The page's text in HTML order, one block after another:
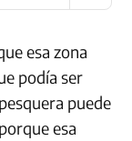
esa zona
podía ser
puede
esa